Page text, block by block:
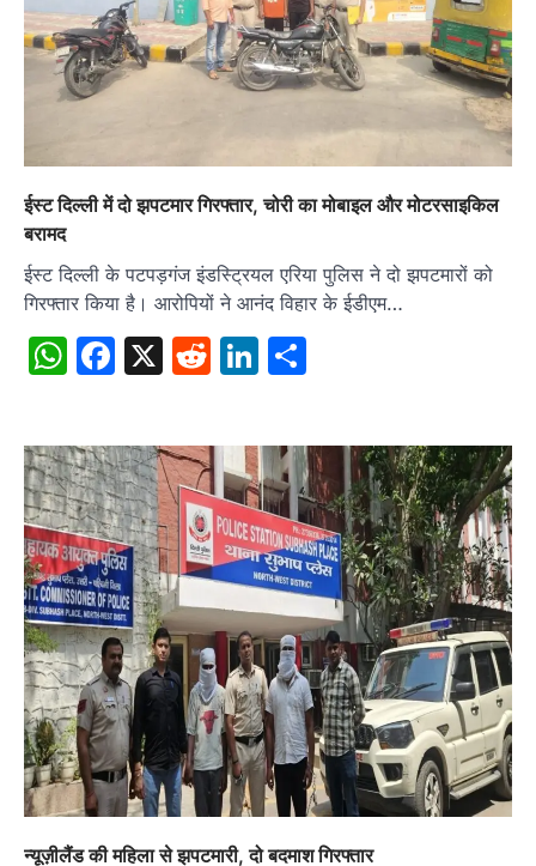
ईस्ट दिल्ली में दो झपटमार गिरफ्तार, चोरी का मोबाइल और मोटरसाइकिल
बरामद
ईस्ट दिल्ली के पटपड़गंज इंडस्ट्रियल एरिया पुलिस ने दो झपटमारों को
गिरफ्तार किया है। आरोपियों ने आनंद विहार के ईडीएम…
WhatsApp
Facebook
X RedditLinkedIn
न्यूज़ीलैंड की महिला से झपटमारी, दो बदमाश गिरफ्तार